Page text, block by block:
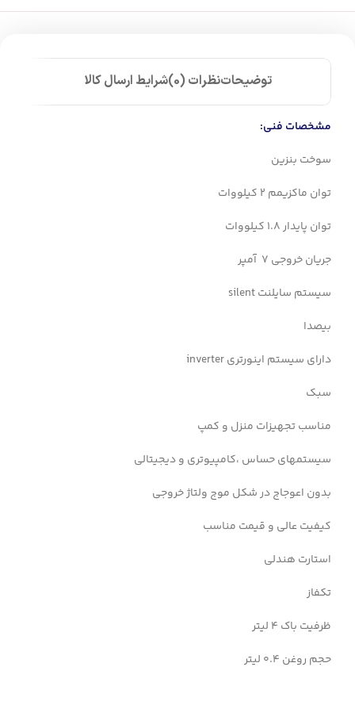
توضیحاتنظرات (0) شرایط ارسال کالا
مشخصات فنی:
سوخت بنزین
توان ماکزیمم 2 کیلووات
توان پایدار 1.8 کیلووات
جریان خروجی 7 آمپر
سیستم سایلنت silent
بیصدا
دارای سیستم اینورتری inverter
سبک
مناسب تجهیزات منزل و کمپ
سیستمهای حساس ،کامپیوتری و دیجیتالی
بدون اعوجاج در شکل موج ولتاژ خروجی
کیفیت عالی و قیمت مناسب
استارت هندلی
تکفاز
ظرفیت باک 4 لیتر
حجم روغن 0.4 لیتر